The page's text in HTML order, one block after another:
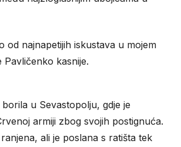
od najnapetijih iskustava u mojem
Pavličenko kasnije.
borila u Sevastopolju, gdje je
armiji zbog svojih postignuća.
ali je poslana s ratišta tek